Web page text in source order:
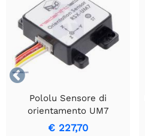

Pololu Sensore di
orientamento UM7
€ 227,70